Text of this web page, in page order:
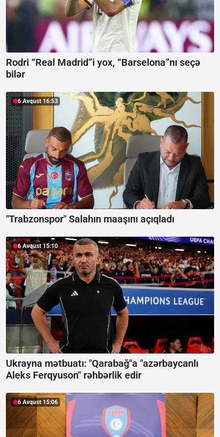
Rodri “Real Madrid”i yox, “Barselona”nı seçə
bilər
6 Avqust 16:53
"Trabzonspor" Salahın maaşını açıqladı
6 Avqust 15:10
Ukrayna mətbuatı: "Qarabağ"a "azərbaycanlı
Aleks Ferqyuson" rəhbərlik edir
6 Avqust 15:06